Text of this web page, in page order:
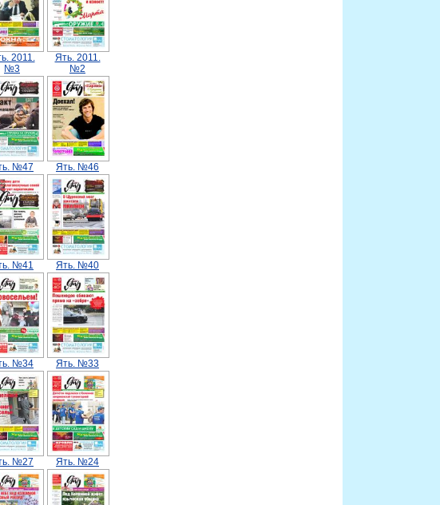
2011.
№3
Ять. 2011.
№2
№47 Ять. №46
№41 Ять. №40
№34 Ять. №33
№27 Ять. №24